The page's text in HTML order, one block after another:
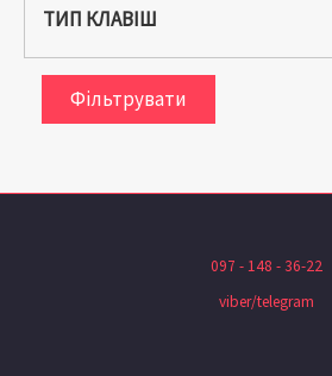
ТИП КЛАВІШ
Фільтрувати
097 - 148 - 36-22
viber/telegram